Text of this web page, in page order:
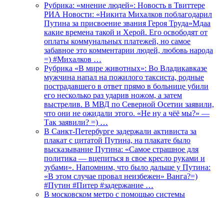
Рубрика: «мнение людей»: Новость в Твиттере
РИА Новости: «Никита Михалков поблагодарил
Путина за присвоение звания Героя Труда»Мдаа
какие времена такой и Херой. Его освободят от
оплаты коммунальных платежей, но самое
забавное это комментарии людей, любовь народа
=) #Михалков …
Рубрика «В мире животных»: Во Владикавказе
мужчина напал на пожилого таксиста, родные
пострадавшего в ответ прямо в больнице убили
его несколько раз ударив ножом, а затем
выстрелив. В МВД по Северной Осетии заявили,
что они не ожидали этого. «Не ну а чёё мы?» —
Так заявили? =) …
В Санкт-Петербурге задержали активиста за
плакат с цитатой Путина, на плакате было
высказывание Путина: «Самое страшное для
политика — вцепиться в свое кресло руками и
зубами». Напомним, что было дальше у Путина:
«В этом случае провал неизбежен» Ванга?=)
#Путин #Питер #задержание …
В московском метро с помощью системы